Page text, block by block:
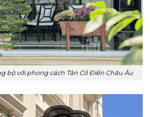
bộ với phong cách Tân Cổ Điển Châu Âu